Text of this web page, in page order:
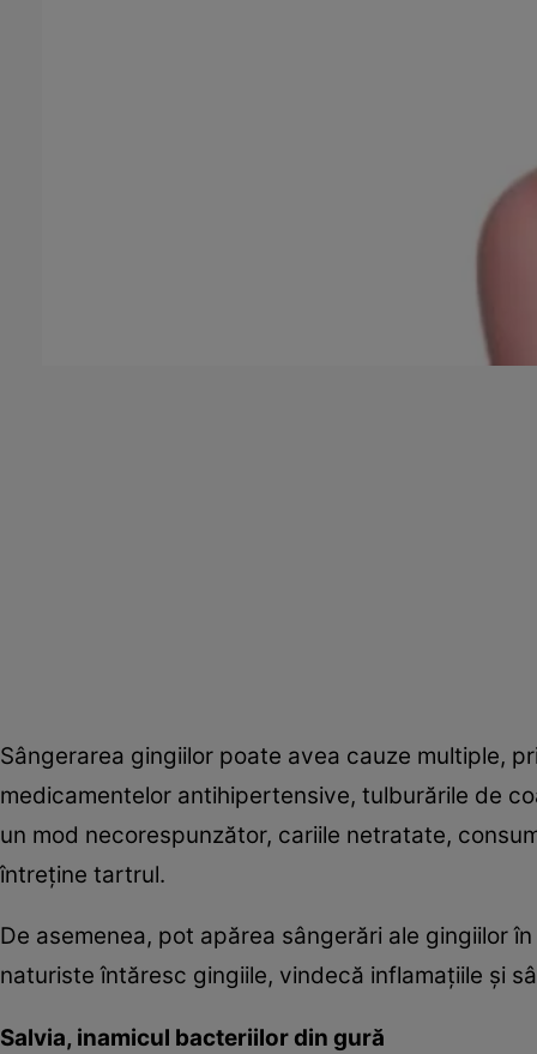
Sângerarea gingiilor poate avea cauze multiple,
medicamentelor antihipertensive, tulburările de
un mod necorespunzător, cariile netratate,
întreţine tartrul.
De asemenea, pot apărea sângerări ale gingiilor
naturiste întăresc gingiile, vindecă inflamaţiile şi
Salvia, inamicul bacteriilor din gură